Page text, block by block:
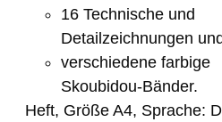
16 Technische und
Detailzeichnungen
verschiedene farbige
Skoubidou-Bänder.
Heft, Größe A4, Sprache: